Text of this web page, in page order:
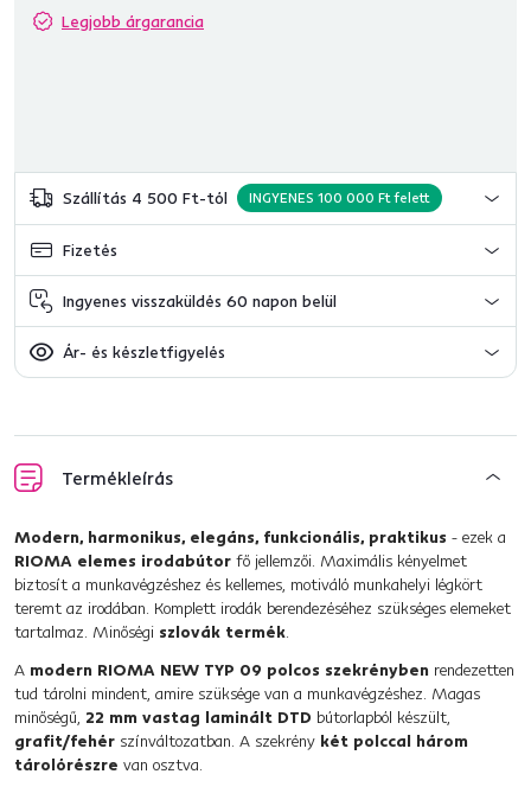
Legjobb árgarancia
Szállítás 4 500 Ft-tól INGYENES 100 000 Ft felett
Fizetés
Ingyenes visszaküldés 60 napon belül
Ár- és készletfigyelés
Termékleírás
Modern, harmonikus, elegáns, funkcionális, praktikus - ezek a
RIOMA elemes irodabútor fő jellemzői. Maximális kényelmet
biztosít a munkavégzéshez és kellemes, motiváló munkahelyi légkört
teremt az irodában. Komplett irodák berendezéséhez szükséges elemeket
tartalmaz. Minőségi szlovák termék.
A modern RIOMA NEW TYP 09 polcos szekrényben rendezetten
tud tárolni mindent, amire szüksége van a munkavégzéshez. Magas
minőségű, 22 mm vastag laminált DTD bútorlapból készült,
grafit/fehér színváltozatban. A szekrény két polccal három
tárolórészre van osztva.